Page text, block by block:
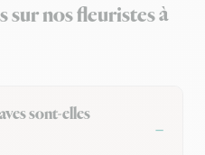
nos fleuristes à
sont-elles